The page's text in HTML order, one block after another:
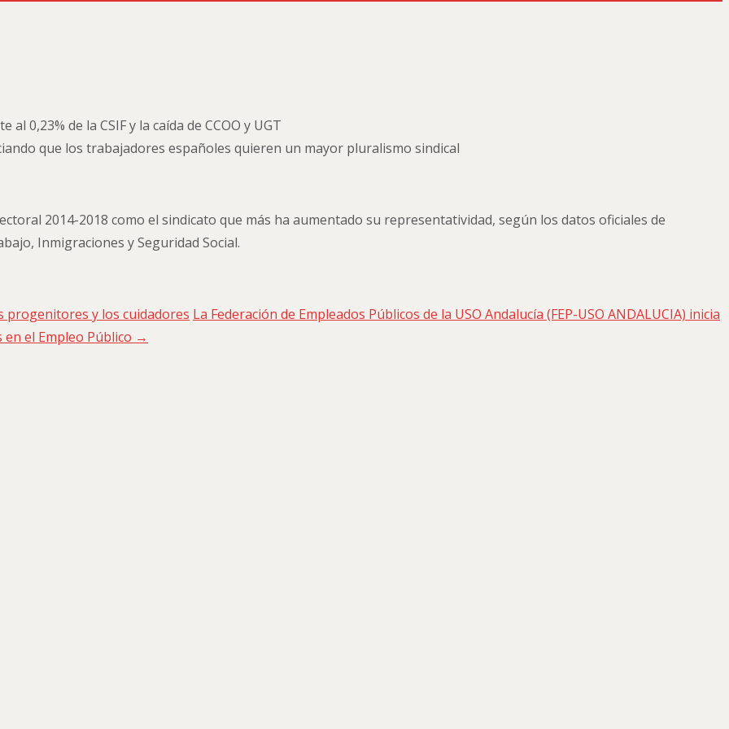
0,23% de la CSIF y la caída de CCOO y UGT
que los trabajadores españoles quieren un mayor pluralismo sindical
2014-2018 como el sindicato que más ha aumentado su representatividad, según los datos oficiales de
Inmigraciones y Seguridad Social.
progenitores y los cuidadores La Federación de Empleados Públicos de la USO Andalucía (FEP-USO ANDALUCIA) inicia
el Empleo Público →